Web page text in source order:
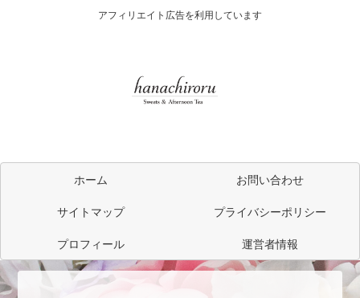
アフィリエイト広告を利用しています
ホーム
お問い合わせ
サイトマップ
プライバシーポリシー
プロフィール
運営者情報